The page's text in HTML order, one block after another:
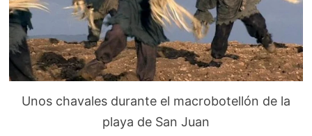
Unos chavales durante el macrobotellón de la
playa de San Juan